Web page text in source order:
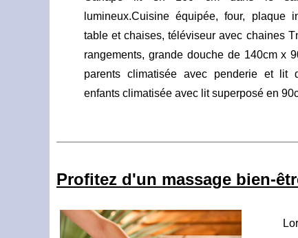
lumineux.Cuisine équipée, four, plaque
table et chaises, téléviseur avec chaines
rangements, grande douche de 140cm x
parents climatisée avec penderie et lit
enfants climatisée avec lit superposé en
Profitez d'un massage bien-